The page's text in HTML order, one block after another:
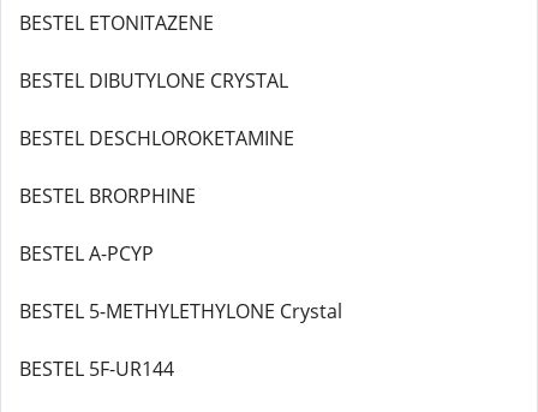
BESTEL ETONITAZENE
BESTEL DIBUTYLONE CRYSTAL
BESTEL DESCHLOROKETAMINE
BESTEL BRORPHINE
BESTEL A-PCYP
BESTEL 5-METHYLETHYLONE Crystal
BESTEL 5F-UR144